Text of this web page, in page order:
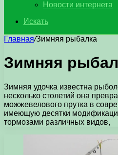
Новости интернета
Искать
Главная/Зимняя рыбалка
Зимняя
Зимняя удочка известна
несколько столетий она
можжевелового прутка в
имеющую десятки
тормозами различных видов,